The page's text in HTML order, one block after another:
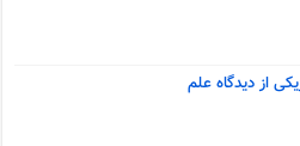
از دیدگاه علم